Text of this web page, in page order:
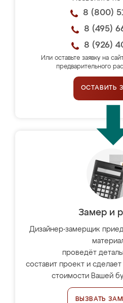
8 (800)
8 (495)
8 (926)
Или оставьте заявку на
предварительного
ОСТАВИТЬ
Замер и
Дизайнер-замерщик
проведёт
составит проект и
стоимости Вашей
ВЫЗВАТЬ